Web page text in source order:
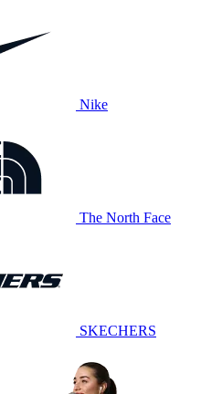
Nike
The North Face
SKECHERS